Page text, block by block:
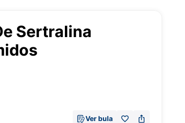
Sertralina
Ver bula